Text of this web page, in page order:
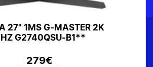
27" 1MS G-MASTER 2K
G2740QSU-B1**
279€